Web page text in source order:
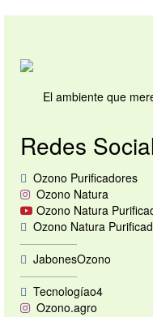
El ambiente que
Redes
Ozono Purificadores
Ozono Natura
Ozono Natura
Ozono Natura
—————
JabonesOzono
—————
Tecnologíao4
Ozono.agro